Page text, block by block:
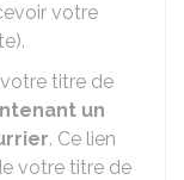
votre
titre de
un
. Ce lien
votre titre de